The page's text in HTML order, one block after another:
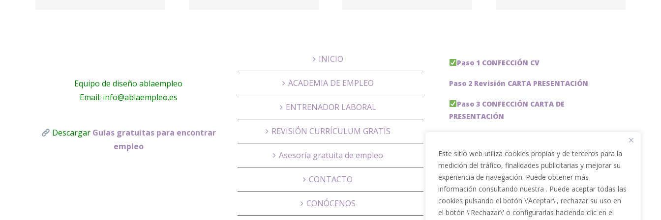
Este sitio web utiliza cookies propias y de terceros para la
medición del tráfico, finalidades publicitarias y mejorar su
experiencia de navegación. Puede obtener más
información consultando nuestra . Puede aceptar todas las
cookies pulsando el botón \'Aceptar\', rechazar su uso en
el botón \'Rechazar\' o configurarlas haciendo clic en el
Equipo de diseño ablaempleo
Email: info@ablaempleo.es
Descargar Guías gratuitas para encontrar
empleo
INICIO
ACADEMIA DE EMPLEO
ENTRENADOR LABORAL
REVISIÓN CURRÍCULUM GRATIS
Asesoría gratuita de empleo
CONTACTO
CONÓCENOS
Paso 1 CONFECCIÓN CV
Paso 2 Revisión CARTA PRESENTACIÓN
Paso 3 CONFECCIÓN CARTA DE
PRESENTACIÓN
Paso 5 OPTIMIZACIÓN PERFIL LINKEDIN
PACKS DE AHORRO
JOBAI, ASISTENTE DE IA PARA BUSCAR EMPLEO